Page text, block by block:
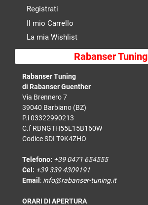
Registrati
Il mio Carrello
La mia Wishlist
Rabanser Tuning
Rabanser Tuning
di Rabanser Guenther
Via Brennero 7
39040 Barbiano (BZ)
P.i 03322990213
C.f RBNGTH55L15B160W
Codice SDI T9K4ZHO
Telefono: +39 0471 654555
Cel: +39 339 4309191
Email : info@rabanser-tuning.it
ORARI DI APERTURA